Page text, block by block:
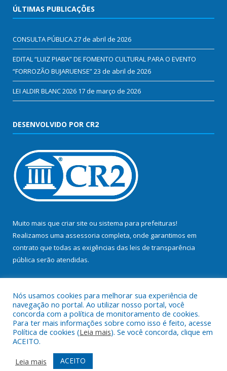
ÚLTIMAS PUBLICAÇÕES
CONSULTA PÚBLICA27 de abril de 2026
EDITAL “LUIZ PIABA” DE FOMENTO CULTURAL PARA O EVENTO
“FORROZÃO BUJARUENSE”23 de abril de 2026
LEI ALDIR BLANC 2026 17 de março de 2026
DESENVOLVIDO POR CR2
Muito mais que criar site ou sistema para prefeituras!
Realizamos uma assessoria completa, onde garantimos em
contrato que todas as exigências das leis de transparência
pública serão atendidas.
Todos os direitos reservados a Prefeitura Municipal de Bujaru.
Mapa do Site
Acessar Área Administrativa
Nós usamos cookies para melhorar sua experiência de
navegação no portal. Ao utilizar nosso portal, você
concorda com a política de monitoramento de cookies.
Para ter mais informações sobre como isso é feito, acesse
Política de cookies (Leia mais). Se você concorda, clique em
ACEITO.
Leia mais
ACEITO